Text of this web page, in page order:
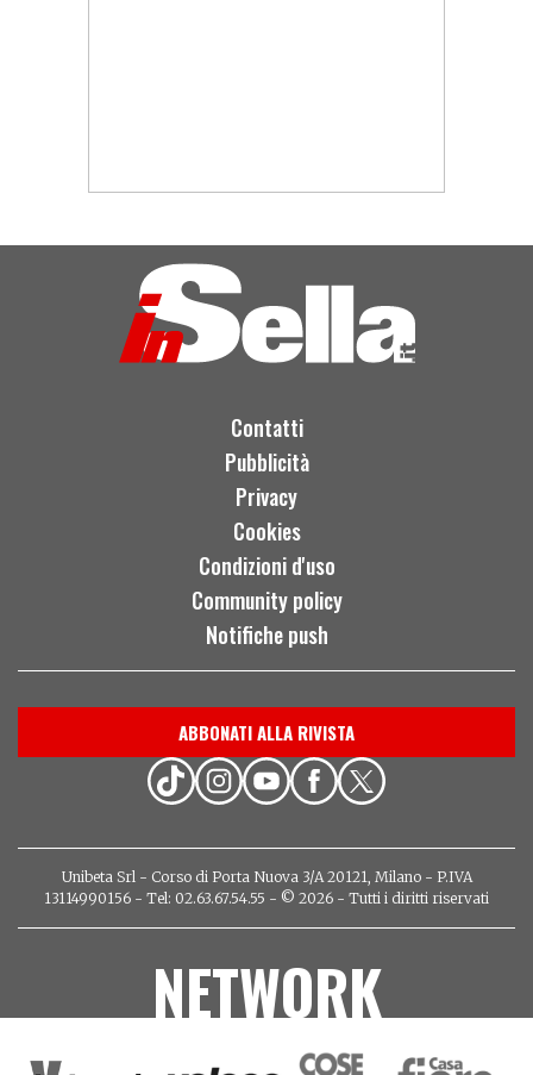
Contatti
Pubblicità
Privacy
Cookies
Condizioni d'uso
Community policy
Notifiche push
ABBONATI ALLA RIVISTA
Unibeta Srl - Corso di Porta Nuova 3/A 20121, Milano - P.IVA
13114990156 - Tel: 02.63.67.54.55 - © 2026 - Tutti i diritti riservati
NETWORK